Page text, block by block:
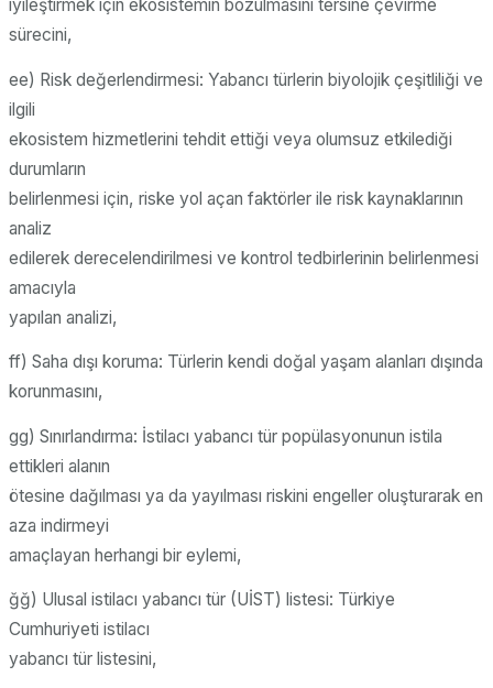
iyileştirmek için ekosistemin bozulmasını tersine çevirme
sürecini,
ee) Risk değerlendirmesi: Yabancı türlerin biyolojik çeşitliliği ve
ilgili
ekosistem hizmetlerini tehdit ettiği veya olumsuz etkilediği
durumların
belirlenmesi için, riske yol açan faktörler ile risk kaynaklarının
analiz
edilerek derecelendirilmesi ve kontrol tedbirlerinin belirlenmesi
amacıyla
yapılan analizi,
ff) Saha dışı koruma: Türlerin kendi doğal yaşam alanları dışında
korunmasını,
gg) Sınırlandırma: İstilacı yabancı tür popülasyonunun istila
ettikleri alanın
ötesine dağılması ya da yayılması riskini engeller oluşturarak en
aza indirmeyi
amaçlayan herhangi bir eylemi,
ğğ) Ulusal istilacı yabancı tür (UİST) listesi: Türkiye
Cumhuriyeti istilacı
yabancı tür listesini,